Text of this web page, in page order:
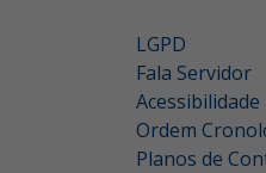
LGPD
Fala Servidor
Acessibilidade
Ordem
Planos de